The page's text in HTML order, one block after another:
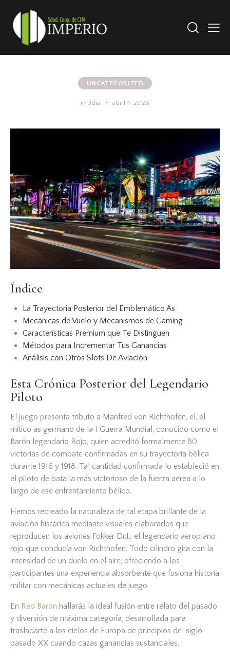
UNCATEGORIZED
im3dia abril 4, 2026
Índice
La Trayectoria Posterior del Emblemático As
Mecánicas de Vuelo y Mecanismos de Gaming
Características Premium que Te Distinguen
Métodos para Incrementar Tus Ganancias
Análisis con Otros Slots De Aviación
Esta Crónica Posterior del Legendario
Piloto
El juego presenta tributo a Manfred von Richthofen, el, el
mítico as germano de la I Guerra Mundial, conocido como el
Barón legendario Rojo, quien acreditó formalmente 80
victorias de combate confirmadas en su trayectoria bélica
durante 1916 y 1918. Tal cantidad confirmada lo estableció en
el piloto de batalla más victorioso de la fuerza aérea a lo
largo de ese enfrentamiento bélico.
Hemos recreado la naturaleza de tal etapa brillante de la
aviación histórica mediante visuales elaborados que
reproducen los aviones Fokker Dr.I,, el legendario aeroplano
rojo que conducía von Richthofen. Todo cilindro gira con la
intensidad de un duelo en el aire, ofreciendo a los
participantes una experiencia absorbente que fusiona historia
militar con mecánicas actuales de juego.
En Red Baron hallarás la ideal fusión entre relato del pasado
y diversión de máxima categoría, desarrollada para
trasladarte a los cielos de Europa de principios del siglo
pasado XX cuando cazas ganancias sustanciales.